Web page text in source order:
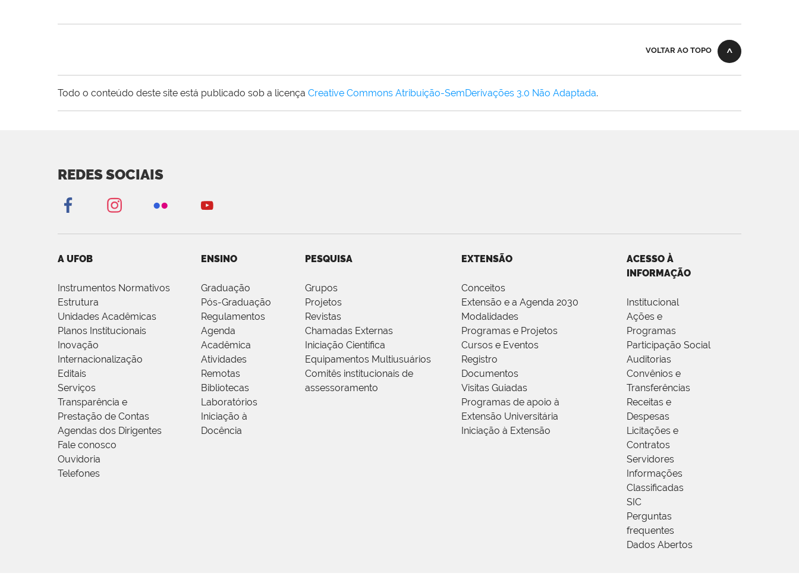
VOLTAR AO TOPO
Todo o conteúdo deste site está publicado sob a licença Creative Commons Atribuição-SemDerivações 3.0 Não Adaptada.
REDES SOCIAIS
A UFOB
Instrumentos Normativos
Estrutura
Unidades Acadêmicas
Planos Institucionais
Inovação
Internacionalização
Editais
Serviços
Transparência e
Prestação de Contas
Agendas dos Dirigentes
Fale conosco
Ouvidoria
Telefones
ENSINO
Graduação
Pós-Graduação
Regulamentos
Agenda
Acadêmica
Atividades
Remotas
Bibliotecas
Laboratórios
Iniciação à
Docência
PESQUISA
Grupos
Projetos
Revistas
Chamadas Externas
Iniciação Científica
Equipamentos Multiusuários
Comitês institucionais de
assessoramento
EXTENSÃO
Conceitos
Extensão e a Agenda 2030
Modalidades
Programas e Projetos
Cursos e Eventos
Registro
Documentos
Visitas Guiadas
Programas de apoio à
Extensão Universitária
Iniciação à Extensão
ACESSO À
INFORMAÇÃO
Institucional
Ações e
Programas
Participação Social
Auditorias
Convênios e
Transferências
Receitas e
Despesas
Licitações e
Contratos
Servidores
Informações
Classificadas
SIC
Perguntas
frequentes
Dados Abertos